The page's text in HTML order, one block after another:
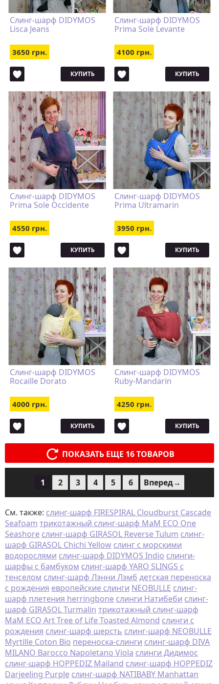
Слинг-шарф DIDYMOS
Lisca Jeans
3650 грн.
КУПИТЬ
Слинг-шарф DIDYMOS
Prima Sole Levante
4100 грн.
КУПИТЬ
Слинг-шарф DIDYMOS
Prima Sole Occidente
4550 грн.
КУПИТЬ
Слинг-шарф DIDYMOS
Prima Ultramarin
3950 грн.
КУПИТЬ
Слинг-шарф DIDYMOS
Rocaille Dorato
4000 грн.
КУПИТЬ
Слинг-шарф DIDYMOS
Ruby-Mandarin
4250 грн.
КУПИТЬ
ПОКАЗАТЬ ЕЩЕ 16 ТОВАРОВ
1 2 3 4 5 6 Вперед→
См. также: слинг-шарф FIRESPIRAL Cloudburst Cascade
Seafoam трикотажный слинг-шарф MaM ECO One
Seashore слинг-шарф GIRASOL Reverse Tulum слинг-
шарф GIRASOL Chichi Yellow слинг с морскими
водорослями слинг-шарф DIDYMOS Indio слинги-
шарфы с бамбуком слинг-шарф YARO SLINGS с
тенселом слинг-шарф Лэнни Лэмб детская переноска
с рождения европейские слинги NEOBULLE слинг-
шарф плетения herringbone слинги Натибеби слинг-
шарф GIRASOL Turmalin трикотажный слинг-шарф
MaM ECO Art Tree of Life Toasted Almond слинги с
рождения слинг-шарф шерсть слинг-шарф NEOBULLE
Myrtille Coton Bio переноска-слинги слинг-шарф DIVA
MILANO Barocco Napoletano Viola слинги Дидимос
слинг-шарф HOPPEDIZ Mailand слинг-шарф HOPPEDIZ
Darjeeling Purple слинг-шарф NATIBABY Manhattan